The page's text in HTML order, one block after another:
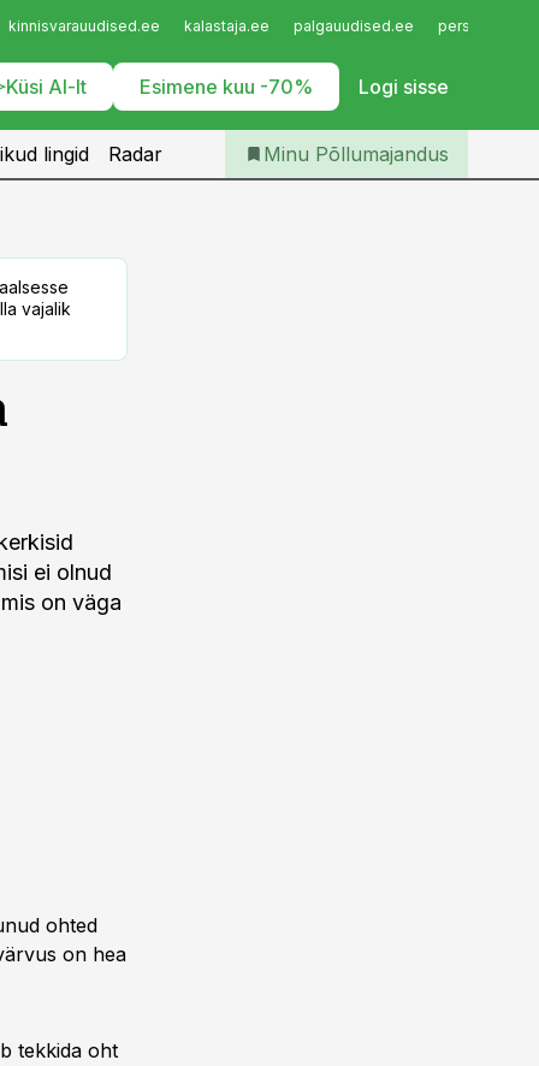
kinnisvarauudised.ee kalastaja.ee palgauudised.ee
Küsi AI-lt Esimene kuu -70% Logi sisse
Iseteenindus
Telli Põllumajandus
lingid Radar Minu Põllumajandus
vajalik
ei olnud
on väga
ohted
on hea
tekkida oht